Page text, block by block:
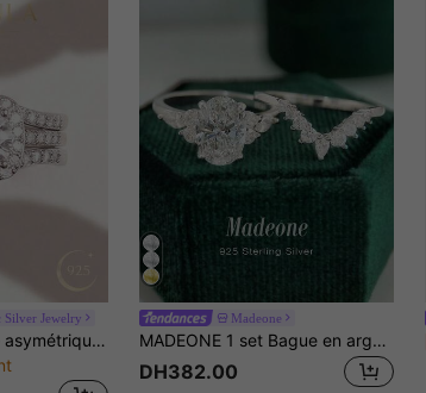
Silver Jewelry
1 set Bague carrée asymétrique en argent sterling 925, convient pour le port quotidien des femmes, cadeau de proposition, célébration d'anniversaire, tenue de rendez-vous
Madeone
MADEONE 1 set Bague en argent sterling 925 à 6 griffes en forme de V, bijoux pour femmes, bague de promesse charmante, cadeau de bijoux raffiné, convient pour les sorties, la décoration, le mariage, les fiançailles, l'anniversaire et autres occasions pour femmes
DH382.00